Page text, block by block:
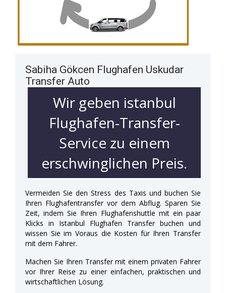
Sabiha Gökcen Flughafen Uskudar
Transfer Auto
Wir geben istanbul
Flughafen-Transfer-
Service zu einem
erschwinglichen Preis.
Vermeiden Sie den Stress des Taxis und buchen Sie
Ihren Flughafentransfer vor dem Abflug. Sparen Sie
Zeit, indem Sie Ihren Flughafenshuttle mit ein paar
Klicks in Istanbul Flughafen Transfer buchen und
wissen Sie im Voraus die Kosten für Ihren Transfer
mit dem Fahrer.
Machen Sie Ihren Transfer mit einem privaten Fahrer
vor Ihrer Reise zu einer einfachen, praktischen und
wirtschaftlichen Lösung.